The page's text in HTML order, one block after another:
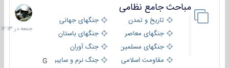
مباحث جامع نظامی
تاریخ و تمدن
جنگهای جهانی
جنگهای معاصر
جنگهای باستان
جنگهای مسلمین
جنگ آوران
مقاومت اسلامی
جنگ نرم و سایبری
جمعه
در
12:13